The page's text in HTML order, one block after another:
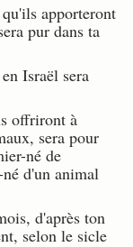
apporteront
pur dans ta
Israël sera
offriront à
sera pour
né de
d'un animal
d'après ton
selon le sicle